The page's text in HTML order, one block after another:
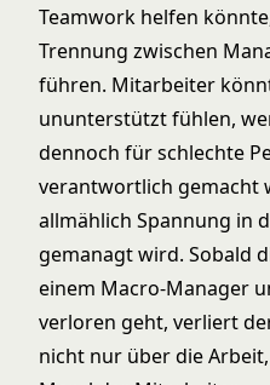
Teamwork helfen
Trennung zwischen
führen. Mitarbeiter
ununterstützt fühlen,
dennoch für schlechte
verantwortlich gemacht
allmählich Spannung in
gemanagt wird. Sobald
einem Macro-Manager
verloren geht, verliert
nicht nur über die